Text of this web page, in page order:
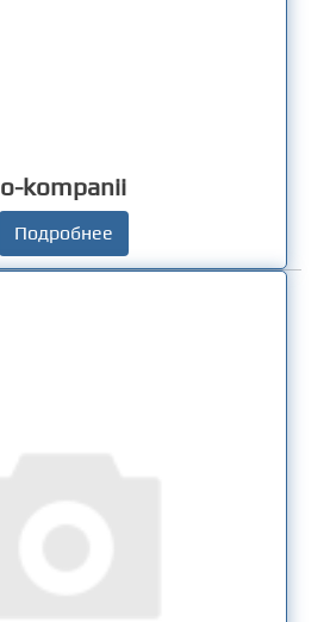
o-kompanii
Подробнее